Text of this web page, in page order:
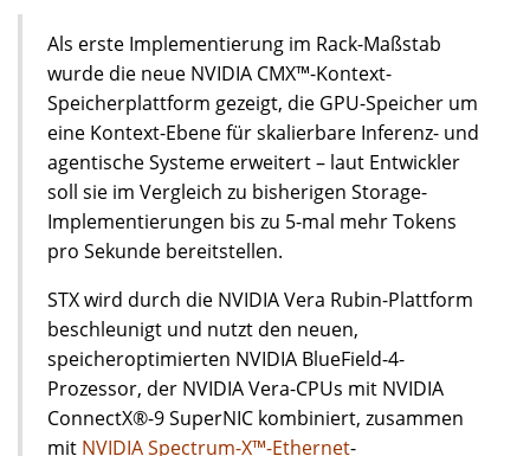
Als erste Implementierung im Rack-Maßstab
wurde die neue NVIDIA CMX™-Kontext-
Speicherplattform gezeigt, die GPU-Speicher um
eine Kontext-Ebene für skalierbare Inferenz- und
agentische Systeme erweitert – laut Entwickler
soll sie im Vergleich zu bisherigen Storage-
Implementierungen bis zu 5-mal mehr Tokens
pro Sekunde bereitstellen.
STX wird durch die NVIDIA Vera Rubin-Plattform
beschleunigt und nutzt den neuen,
speicheroptimierten NVIDIA BlueField-4-
Prozessor, der NVIDIA Vera-CPUs mit NVIDIA
ConnectX®-9 SuperNIC kombiniert, zusammen
mit NVIDIA Spectrum-X™-Ethernet-